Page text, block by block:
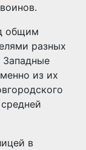
общим
разных
Западные
из их
в